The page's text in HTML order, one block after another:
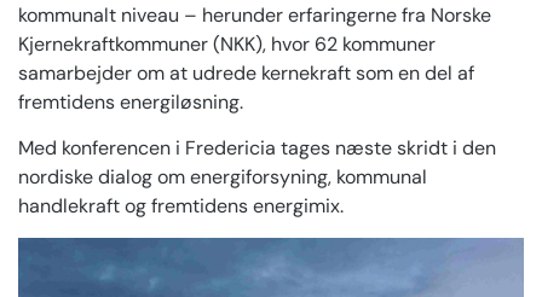
kommunalt niveau – herunder erfaringerne fra Norske
Kjernekraftkommuner (NKK), hvor 62 kommuner
samarbejder om at udrede kernekraft som en del af
fremtidens energiløsning.
Med konferencen i Fredericia tages næste skridt i den
nordiske dialog om energiforsyning, kommunal
handlekraft og fremtidens energimix.